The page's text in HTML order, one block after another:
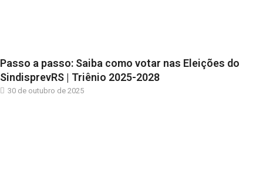
Passo a passo: Saiba como votar nas Eleições do
SindisprevRS | Triênio 2025-2028
30 de outubro de 2025